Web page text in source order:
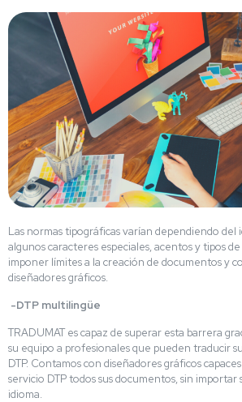
Las normas tipográficas varían dependiendo del
algunos caracteres especiales, acentos y tipos
imponer límites a la creación de documentos y
diseñadores gráficos.
-DTP multilingüe
TRADUMAT es capaz de superar esta barrera
su equipo a profesionales que pueden traducir
DTP. Contamos con diseñadores gráficos
servicio DTP todos sus documentos, sin importar
idioma.